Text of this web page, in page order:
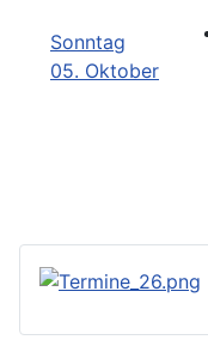
Sonntag
05. Oktober